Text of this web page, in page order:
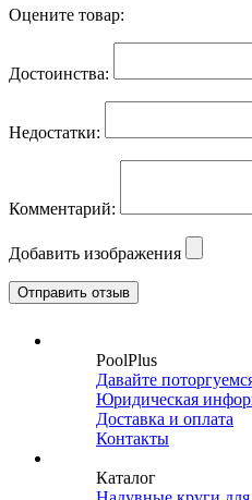
Оцените товар:
Достоинства:
Недостатки:
Комментарий:
Добавить изображения
PoolPlus
Давайте
Юридическая
Доставка и оплата
Контакты
Каталог